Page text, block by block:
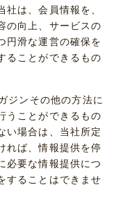
は、会員情報を、
の向上、サービスの
円滑な運営の確保を
ることができるもの
ジンその他の方法に
うことができるもの
い場合は、当社所定
れば、情報提供を停
必要な情報提供につ
することはできませ